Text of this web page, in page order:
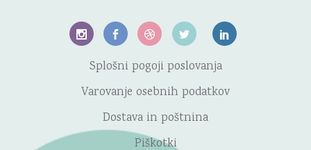
Splošni pogoji poslovanja
Varovanje osebnih podatkov
Dostava in poštnina
Piškotki